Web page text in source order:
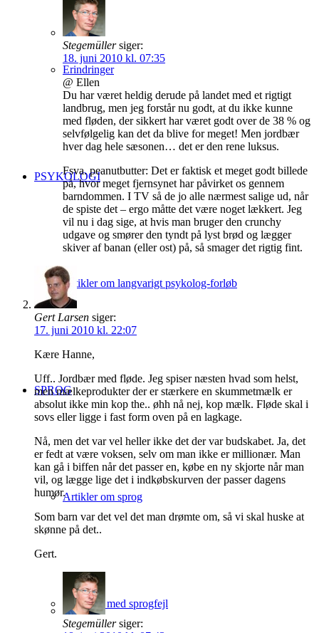
Erindringer
PSYKOLOGI
Artikler om langvarigt psykolog-forløb
SPROG
Artikler om sprog
Database med sprogfejl
Stegemüller siger:
18. juni 2010 kl. 07:35
@ Ellen
Du har været heldig derude på landet med et rigtigt
landbrug, men jeg forstår nu godt, at du ikke kunne
med fløden, der sikkert har været godt over de 38 % og
selvfølgelig kan det da blive for meget! Men jordbær
hver dag hele sæsonen… det er den rene luksus.
Fsva. peanutbutter: Det er faktisk et meget godt billede
på, hvor meget fjernsynet har påvirket os gennem
barndommen. I TV så de jo alle nærmest salige ud, når
de spiste det – ergo måtte det være noget lækkert. Jeg
vil nu i dag sige, at hvis man bruger den crunchy
udgave og smører den tyndt på lyst brød og lægger
skiver af banan (eller ost) på, så smager det rigtig fint.
Gert Larsen siger:
17. juni 2010 kl. 22:07
Kære Hanne,
Uff.. Jordbær med fløde. Jeg spiser næsten hvad som helst,
men mælkeprodukter der er stærkere en skummetmælk er
absolut ikke min kop the.. øhh nå nej, kop mælk. Fløde skal i
sovs eller ligge i fast form oven på en lagkage.
Nå, men det var vel heller ikke det der var budskabet. Ja, det
er fedt at være voksen, selv om man ikke er millionær. Man
kan gå i biffen når det passer en, købe en ny skjorte når man
vil, og lægge lige det i indkøbskurven der passer dagens
humør.
Som barn var det vel det man drømte om, så vi skal huske at
skønne på det..
Gert.
Stegemüller siger: